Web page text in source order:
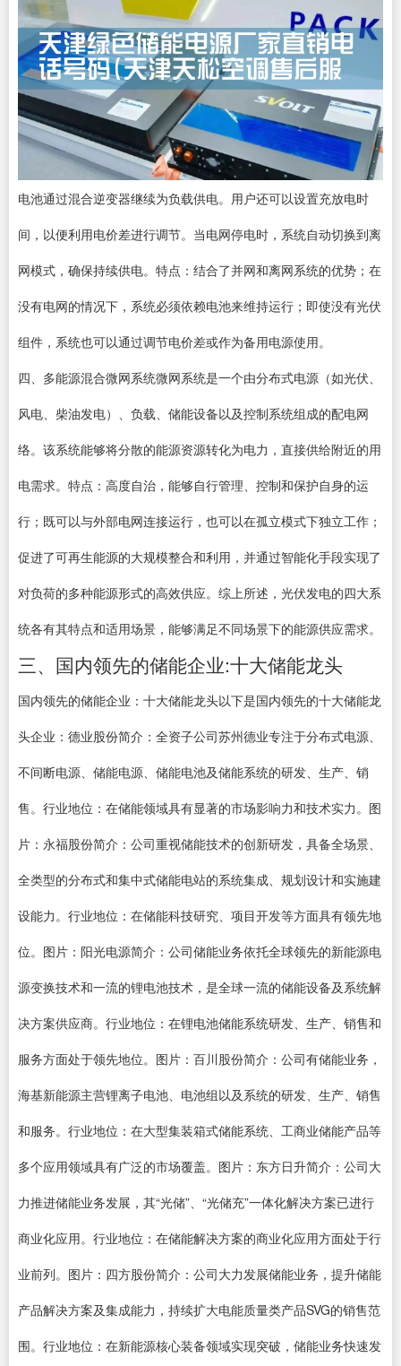
电池通过混合逆变器继续为负载供电。用户还可以设置充放电时
间，以便利用电价差进行调节。当电网停电时，系统自动切换到离
网模式，确保持续供电。特点：结合了并网和离网系统的优势；在
没有电网的情况下，系统必须依赖电池来维持运行；即使没有光伏
组件，系统也可以通过调节电价差或作为备用电源使用。
四、多能源混合微网系统微网系统是一个由分布式电源（如光伏、
风电、柴油发电）、负载、储能设备以及控制系统组成的配电网
络。该系统能够将分散的能源资源转化为电力，直接供给附近的用
电需求。特点：高度自治，能够自行管理、控制和保护自身的运
行；既可以与外部电网连接运行，也可以在孤立模式下独立工作；
促进了可再生能源的大规模整合和利用，并通过智能化手段实现了
对负荷的多种能源形式的高效供应。综上所述，光伏发电的四大系
统各有其特点和适用场景，能够满足不同场景下的能源供应需求。
三、国内领先的储能企业:十大储能龙头
国内领先的储能企业：十大储能龙头以下是国内领先的十大储能龙
头企业：德业股份简介：全资子公司苏州德业专注于分布式电源、
不间断电源、储能电源、储能电池及储能系统的研发、生产、销
售。行业地位：在储能领域具有显著的市场影响力和技术实力。图
片：永福股份简介：公司重视储能技术的创新研发，具备全场景、
全类型的分布式和集中式储能电站的系统集成、规划设计和实施建
设能力。行业地位：在储能科技研究、项目开发等方面具有领先地
位。图片：阳光电源简介：公司储能业务依托全球领先的新能源电
源变换技术和一流的锂电池技术，是全球一流的储能设备及系统解
决方案供应商。行业地位：在锂电池储能系统研发、生产、销售和
服务方面处于领先地位。图片：百川股份简介：公司有储能业务，
海基新能源主营锂离子电池、电池组以及系统的研发、生产、销售
和服务。行业地位：在大型集装箱式储能系统、工商业储能产品等
多个应用领域具有广泛的市场覆盖。图片：东方日升简介：公司大
力推进储能业务发展，其“光储”、“光储充”一体化解决方案已进行
商业化应用。行业地位：在储能解决方案的商业化应用方面处于行
业前列。图片：四方股份简介：公司大力发展储能业务，提升储能
产品解决方案及集成能力，持续扩大电能质量类产品SVG的销售范
围。行业地位：在新能源核心装备领域实现突破，储能业务快速发